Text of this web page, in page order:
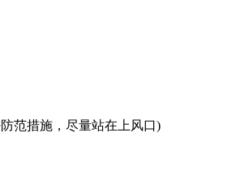
范措施，尽量站在上风口)